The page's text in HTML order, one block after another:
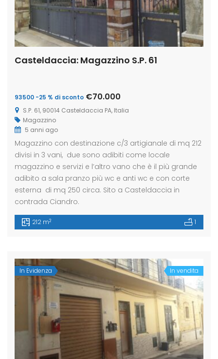
Casteldaccia: Magazzino S.P. 61
93500 -25 % di sconto €70.000
S.P. 61, 90014 Casteldaccia PA, Italia
Magazzino
5 anni ago
Magazzino con destinazione c/3 artigianale di mq 212
divisi in 3 vani, due sono adibiti come locale
magazzino e servizi e l’altro vano che è il più grande
adibito a sala pranzo più wc e anti wc e con corte
esterna di mq 250 circa. Sito a Casteldaccia in
contrada Ciandro.
212 m2 1
In Evidenza In vendita